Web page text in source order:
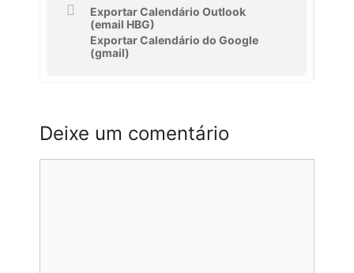
Exportar Calendário Outlook
(email HBG)
Exportar Calendário do Google
(gmail)
Deixe um comentário